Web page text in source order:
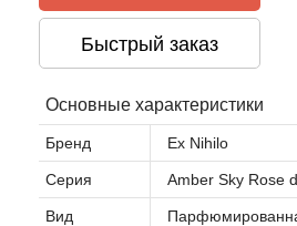
Быстрый заказ
Основные характеристики
Бренд Ex Nihilo
Серия Amber Sky Rose
Вид